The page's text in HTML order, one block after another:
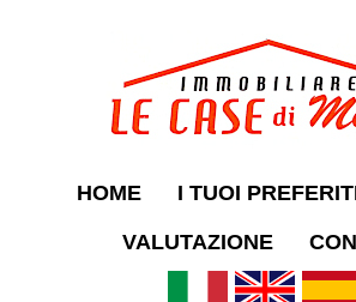
HOME I TUOI
VALUTAZIONE